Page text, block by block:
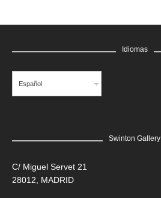
Idiomas
Español
Swinton Gallery
C/ Miguel Servet 21
28012, MADRID